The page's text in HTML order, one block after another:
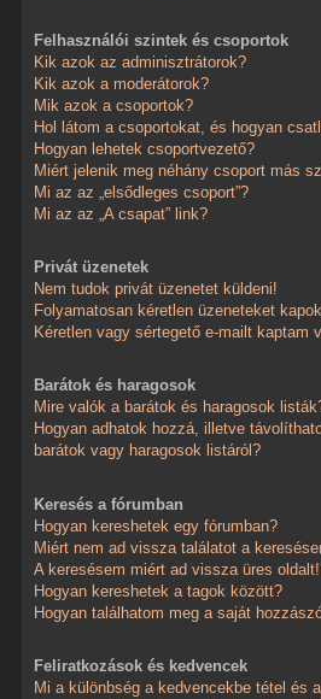
Felhasználói szintek és csoportok
Kik azok az adminisztrátorok?
Kik azok a moderátorok?
Mik azok a csoportok?
Hol látom a csoportokat, és hogyan
Hogyan lehetek csoportvezető?
Miért jelenik meg néhány csoport más
Mi az az „elsődleges csoport”?
Mi az az „A csapat” link?
Privát üzenetek
Nem tudok privát üzenetet küldeni!
Folyamatosan kéretlen üzeneteket
Kéretlen vagy sértegető e-mailt kaptam
Barátok és haragosok
Mire valók a barátok és haragosok
Hogyan adhatok hozzá, illetve
barátok vagy haragosok listáról?
Keresés a fórumban
Hogyan kereshetek egy fórumban?
Miért nem ad vissza találatot a
A keresésem miért ad vissza üres
Hogyan kereshetek a tagok között?
Hogyan találhatom meg a saját
Feliratkozások és kedvencek
Mi a különbség a kedvencekbe tétel és